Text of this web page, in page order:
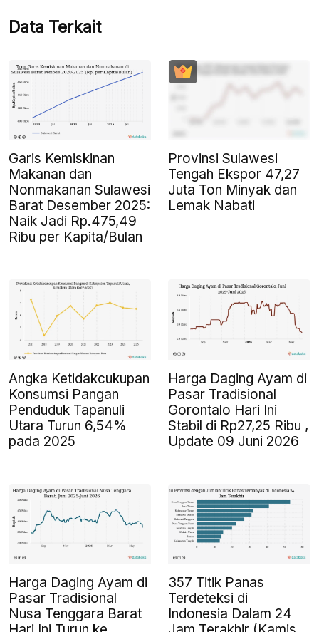
Data Terkait
Garis Kemiskinan
Makanan dan
Nonmakanan Sulawesi
Barat Desember 2025:
Naik Jadi Rp.475,49
Ribu per Kapita/Bulan
Provinsi Sulawesi
Tengah Ekspor 47,27
Juta Ton Minyak dan
Lemak Nabati
Angka Ketidakcukupan
Konsumsi Pangan
Penduduk Tapanuli
Utara Turun 6,54%
pada 2025
Harga Daging Ayam di
Pasar Tradisional
Gorontalo Hari Ini
Stabil di Rp27,25 Ribu ,
Update 09 Juni 2026
Harga Daging Ayam di
Pasar Tradisional
Nusa Tenggara Barat
357 Titik Panas
Terdeteksi di
Indonesia Dalam 24